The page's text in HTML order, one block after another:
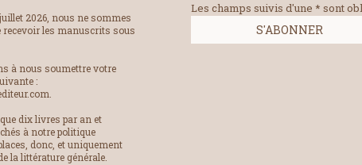
2026, nous ne sommes
recevoir les manuscrits sous
à nous soumettre votre
:
dix livres par an et
à notre politique
donc, et uniquement
la littérature générale.
Les champs suivis d'une * sont